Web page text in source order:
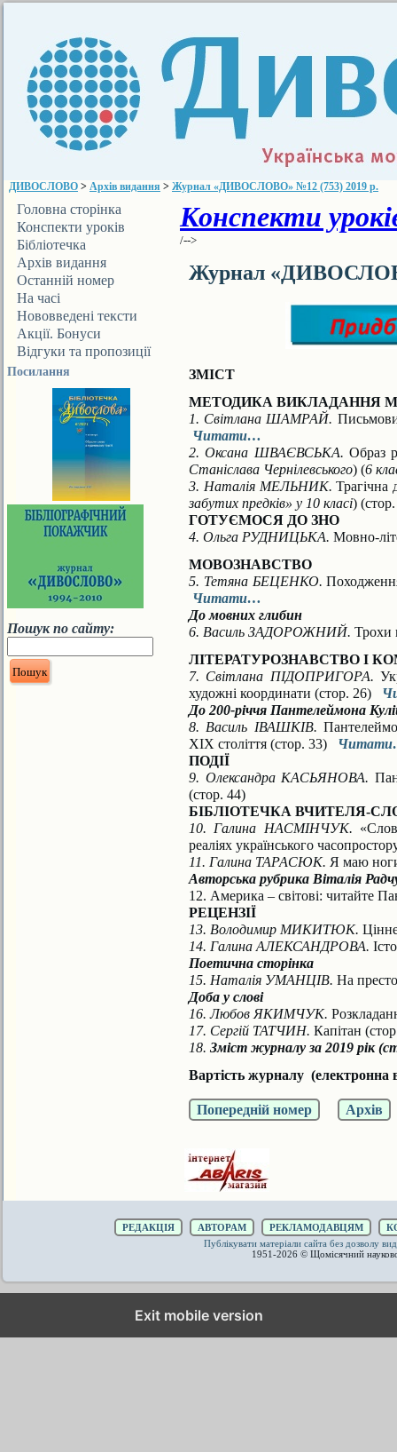
ДИВОСЛОВО > Архів видання > Журнал «ДИВОСЛОВО» №12 (753) 2019 р.
Головна сторінка
Конспекти уроків
Бібліотечка
ДИВОСЛОВА
Архів видання
Останній номер
На часі
Нововведені тексти
Акції. Бонуси
Відгуки та пропозиції
Посилання
Пошук по сайту:
Конспекти
/-->
Журнал
ЗМІСТ
МЕТОДИКА ВИКЛАДАННЯ
1. Світлана ШАМРАЙ.
Читати…
2. Оксана ШВАЄВСЬКА. Образ
Станіслава Чернілевського) (6
3. Наталія МЕЛЬНИК. Трагічна
забутих предків» у 10 класі)
ГОТУЄМОСЯ ДО ЗНО
4. Ольга РУДНИЦЬКА. Мовно-
МОВОЗНАВСТВО
5. Тетяна БЕЦЕНКО.
Читати…
До мовних глибин
6. Василь ЗАДОРОЖНИЙ. Трохи
ЛІТЕРАТУРОЗНАВСТВО І
7. Світлана ПІДОПРИГОРА.
художні координати (стор. 26)
До 200-річчя Пантелеймона
8. Василь ІВАШКІВ.
ХІХ століття (стор. 33)
ПОДІЇ
9. Олександра КАСЬЯНОВА.
(стор. 44)
БІБЛІОТЕЧКА ВЧИТЕЛЯ-
10. Галина НАСМІНЧУК.
реаліях українського
11. Галина ТАРАСЮК. Я маю
Авторська рубрика Віталія
12. Америка – світові: читайте
РЕЦЕНЗІЇ
13. Володимир МИКИТЮК.
14. Галина АЛЕКСАНДРОВА.
Поетична сторінка
15. Наталія УМАНЦІВ. На
Доба у слові
16. Любов ЯКИМЧУК.
17. Сергій ТАТЧИН. Капітан
18. Зміст журналу за 2019 рік
Вартість журналу (електронна
Попередній номер Архів
РЕДАКЦІЯ АВТОРАМ РЕКЛАМОДАВЦЯМ
Публікувати матеріали сайта без дозволу
1951-2026 © Щомісячний
Exit mobile version